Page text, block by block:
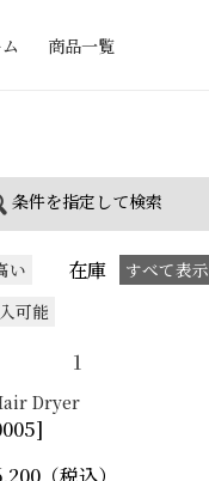
商品一覧
条件を指定して検索
い 在庫 すべて表示
可能
15件 1
Dryer
]